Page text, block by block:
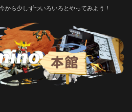
から少しずついろいろとやってみよう！